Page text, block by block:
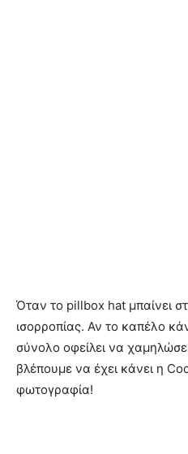
Όταν το pillbox hat μπαίνει
ισορροπίας. Αν το καπέλο
σύνολο οφείλει να
βλέπουμε να έχει κάνει η
φωτογραφία!